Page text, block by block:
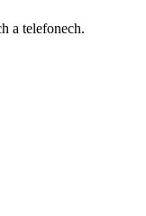
a telefonech.